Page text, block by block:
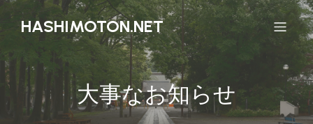
HASHIMOTON.NET
大事なお知らせ